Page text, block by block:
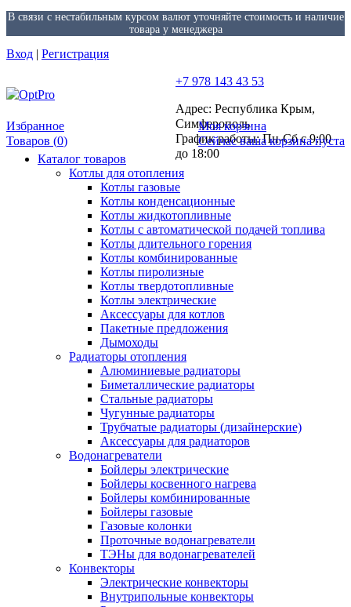
В связи с нестабильным курсом валют уточняйте стоимость и наличие
товара у менеджера
Вход | Регистрация
+7 978 143 43 53
Адрес: Республика Крым,
Симферополь
График работы: Пн-Сб с 9:00
до 18:00
Избранное
Товаров (0)
Моя корзина
Сейчас ваша корзина пуста
Каталог товаров
Котлы для отопления
Котлы газовые
Котлы конденсационные
Котлы жидкотопливные
Котлы с автоматической подачей топлива
Котлы длительного горения
Котлы комбинированные
Котлы пиролизные
Котлы твердотопливные
Котлы электрические
Аксессуары для котлов
Пакетные предложения
Дымоходы
Радиаторы отопления
Алюминиевые радиаторы
Биметаллические радиаторы
Стальные радиаторы
Чугунные радиаторы
Трубчатые радиаторы (дизайнерские)
Аксессуары для радиаторов
Водонагреватели
Бойлеры электрические
Бойлеры косвенного нагрева
Бойлеры комбинированные
Бойлеры газовые
Газовые колонки
Проточные водонагреватели
ТЭНы для водонагревателей
Конвекторы
Электрические конвекторы
Внутрипольные конвекторы